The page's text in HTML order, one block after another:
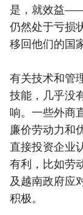
是，就效益
仍然处于亏损
移回他们的国家
有关技术和管
技能，几乎没
响。一些外商
廉价劳动力和
直接投资企业
有利，比如劳
及越南政府应
积极。